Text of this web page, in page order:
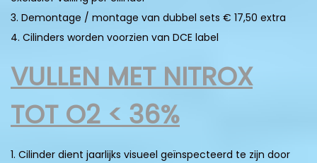
3. Demontage / montage van dubbel sets € 17,50 extra
4. Cilinders worden voorzien van DCE label
VULLEN MET NITROX
TOT O2 < 36%
1. Cilinder dient jaarlijks visueel geïnspecteerd te zijn door